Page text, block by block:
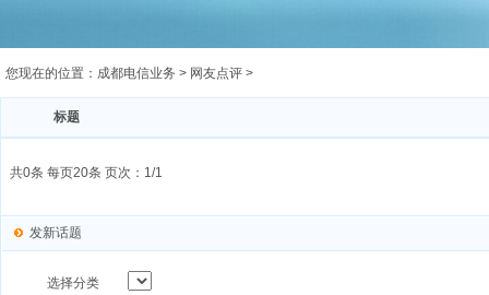
标题
共0条 每页20条 页次：1/1
发新话题
选择分类
您现在的位置： 成都电信业务 > 网友点评 >